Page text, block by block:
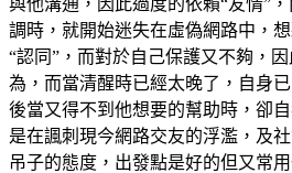
調時，就開始迷失在虛偽網路中，
“認同”，而對於自己保護又不夠，
為，而當清醒時已經太晚了，自身
後當又得不到他想要的幫助時，卻
是在諷刺現今網路交友的浮濫，及
吊子的態度，出發點是好的但又常